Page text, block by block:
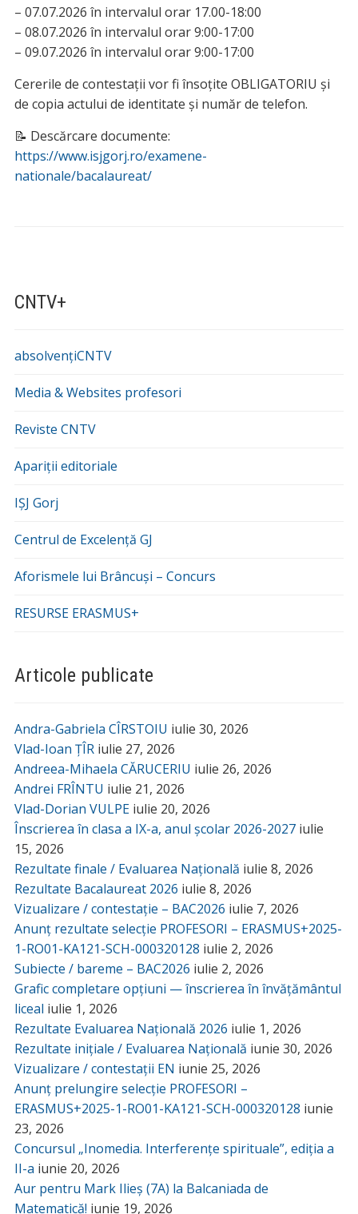
CNTV+
absolvențiCNTV
Media & Websites profesori
Reviste CNTV
Apariții editoriale
IȘJ Gorj
Centrul de Excelență GJ
Aforismele lui Brâncuși – Concurs
RESURSE ERASMUS+
Articole publicate
Andra-Gabriela CÎRSTOIU iulie 30, 2026
Vlad-Ioan ȚÎR iulie 27, 2026
Andreea-Mihaela CĂRUCERIU iulie 26, 2026
Andrei FRÎNTU iulie 21, 2026
Vlad-Dorian VULPE iulie 20, 2026
Înscrierea în clasa a IX-a, anul școlar 2026-2027 iulie
15, 2026
Rezultate finale / Evaluarea Națională iulie 8, 2026
Rezultate Bacalaureat 2026 iulie 8, 2026
Vizualizare / contestație – BAC2026 iulie 7, 2026
Anunț rezultate selecție PROFESORI – ERASMUS+2025-
1-RO01-KA121-SCH-000320128 iulie 2, 2026
Subiecte / bareme – BAC2026 iulie 2, 2026
Grafic completare opțiuni — înscrierea în învățământul
liceal iulie 1, 2026
Rezultate Evaluarea Națională 2026 iulie 1, 2026
Rezultate inițiale / Evaluarea Națională iunie 30, 2026
Vizualizare / contestații EN iunie 25, 2026
Anunț prelungire selecție PROFESORI –
ERASMUS+2025-1-RO01-KA121-SCH-000320128 iunie
23, 2026
Concursul „Inomedia. Interferențe spirituale”, ediția a
II-a iunie 20, 2026
Aur pentru Mark Ilieș (7A) la Balcaniada de
Matematică! iunie 19, 2026
– 07.07.2026 în intervalul orar 17.00-18:00
– 08.07.2026 în intervalul orar 9:00-17:00
– 09.07.2026 în intervalul orar 9:00-17:00
Cererile de contestații vor fi însoțite OBLIGATORIU și
de copia actului de identitate și număr de telefon.
📝 Descărcare documente:
https://www.isjgorj.ro/examene-
nationale/bacalaureat/